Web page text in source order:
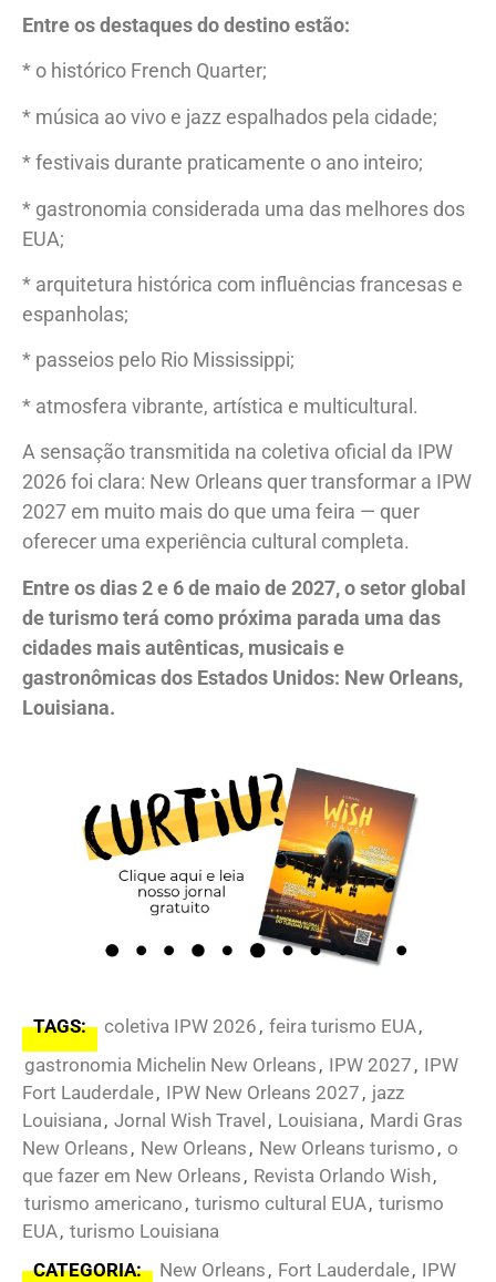
Entre os destaques do destino estão:
* o histórico French Quarter;
* música ao vivo e jazz espalhados pela cidade;
* festivais durante praticamente o ano inteiro;
* gastronomia considerada uma das melhores dos
EUA;
* arquitetura histórica com influências francesas e
espanholas;
* passeios pelo Rio Mississippi;
* atmosfera vibrante, artística e multicultural.
A sensação transmitida na coletiva oficial da IPW
2026 foi clara: New Orleans quer transformar a IPW
2027 em muito mais do que uma feira — quer
oferecer uma experiência cultural completa.
Entre os dias 2 e 6 de maio de 2027, o setor global
de turismo terá como próxima parada uma das
cidades mais autênticas, musicais e
gastronômicas dos Estados Unidos: New Orleans,
Louisiana.
TAGS: coletiva IPW 2026 , feira turismo EUA,
gastronomia Michelin New Orleans , IPW 2027 , IPW
Fort Lauderdale, IPW New Orleans 2027 , jazz
Louisiana, Jornal Wish Travel , Louisiana, Mardi Gras
New Orleans , New Orleans , New Orleans turismo , o
que fazer em New Orleans , Revista Orlando Wish,
turismo americano , turismo cultural EUA, turismo
EUA, turismo Louisiana
CATEGORIA:
New Orleans , Fort Lauderdale, IPW